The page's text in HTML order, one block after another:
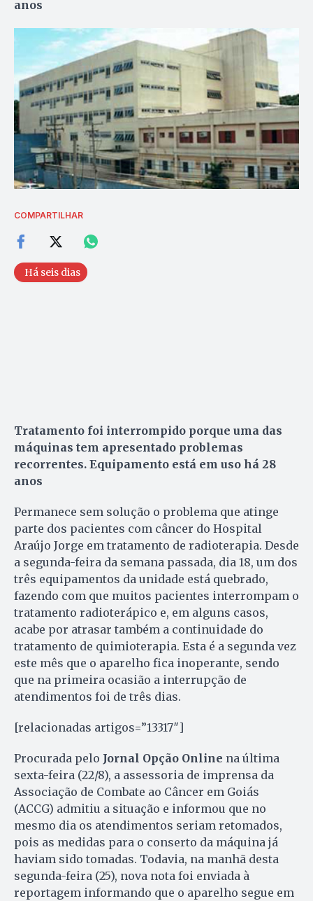
anos
COMPARTILHAR
Há seis dias
Tratamento foi interrompido porque uma das
máquinas tem apresentado problemas
recorrentes. Equipamento está em uso há 28
anos
Permanece sem solução o problema que atinge
parte dos pacientes com câncer do Hospital
Araújo Jorge em tratamento de radioterapia. Desde
a segunda-feira da semana passada, dia 18, um dos
três equipamentos da unidade está quebrado,
fazendo com que muitos pacientes interrompam o
tratamento radioterápico e, em alguns casos,
acabe por atrasar também a continuidade do
tratamento de quimioterapia. Esta é a segunda vez
este mês que o aparelho fica inoperante, sendo
que na primeira ocasião a interrupção de
atendimentos foi de três dias.
[relacionadas artigos=”13317″]
Procurada pelo Jornal Opção Online na última
sexta-feira (22/8), a assessoria de imprensa da
Associação de Combate ao Câncer em Goiás
(ACCG) admitiu a situação e informou que no
mesmo dia os atendimentos seriam retomados,
pois as medidas para o conserto da máquina já
haviam sido tomadas. Todavia, na manhã desta
segunda-feira (25), nova nota foi enviada à
reportagem informando que o aparelho segue em